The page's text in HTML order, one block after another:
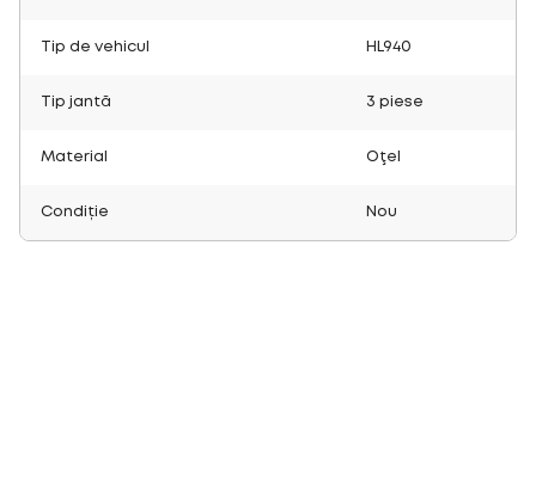
Tip de vehicul HL940
Tip jantă 3 piese
Material Oţel
Condiție Nou